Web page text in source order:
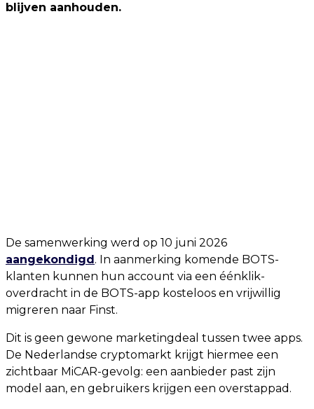
blijven aanhouden.
De samenwerking werd op 10 juni 2026
aangekondigd. In aanmerking komende BOTS-
klanten kunnen hun account via een éénklik-
overdracht in de BOTS-app kosteloos en vrijwillig
migreren naar Finst.
Dit is geen gewone marketingdeal tussen twee apps.
De Nederlandse cryptomarkt krijgt hiermee een
zichtbaar MiCAR-gevolg: een aanbieder past zijn
model aan, en gebruikers krijgen een overstappad.